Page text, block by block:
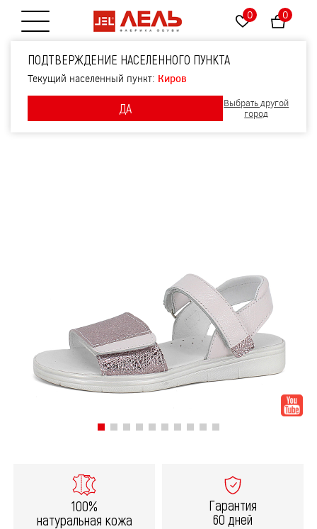
Открытие меню 0 0
ПОДТВЕРЖДЕНИЕ НАСЕЛЕННОГО ПУНКТА
Текущий населенный пункт: Киров
ДА
Выбрать другой
город
Туфли летние, артикул
1593, цвет белый
100%
натуральная кожа
Гарантия
60 дней